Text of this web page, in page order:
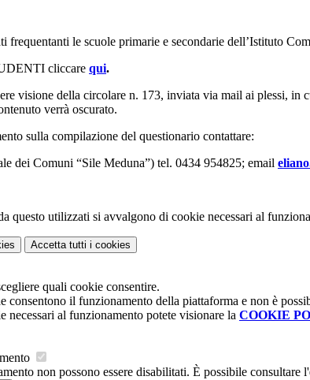
frequentanti le scuole primarie e secondarie dell’Istituto
cliccare qui.
visione della circolare n. 173, inviata via mail ai plessi,
verrà oscurato.
sulla compilazione del questionario contattare:
dei Comuni “Sile Meduna”) tel. 0434 954825; email
questo utilizzati si avvalgono di cookie necessari al
Accetta tutti i cookies
quali cookie consentire.
consentono il funzionamento della piattaforma e non è
necessari al funzionamento potete visionare la COOKIE
non possono essere disabilitati. È possibile consultare